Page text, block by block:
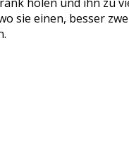
sie einen, besser